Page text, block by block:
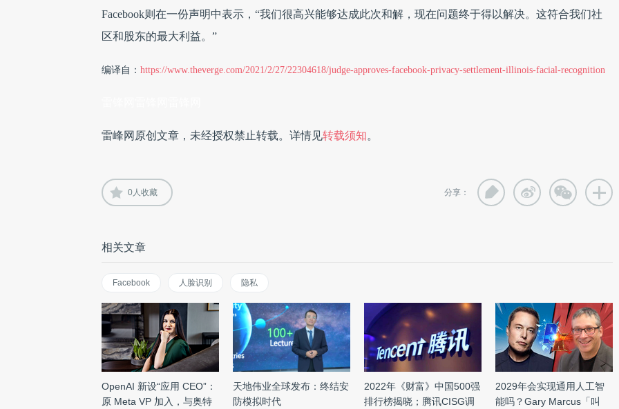
Facebook则在一份声明中表示，“我们很高兴能够达成此次和解，现在问题终于得以解决。这符合我们社
区和股东的最大利益。”
编译自： https://www.theverge.com/2021/2/27/22304618/judge-approves-facebook-privacy-settlement-illinois-facial-recognition
雷峰网原创文章，未经授权禁止转载。详情见转载须知。
0人收藏 分享：
相关文章
Facebook 人脸识别 隐私
OpenAI 新设“应用 CEO”：
原 Meta VP 加入，与奥特
天地伟业全球发布：终结安
防模拟时代
2022年《财富》中国500强
排行榜揭晓；腾讯CISG调
2029年会实现通用人工智
能吗？Gary Marcus「叫